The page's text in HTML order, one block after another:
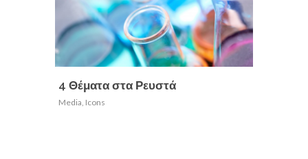
4 Θέματα στα Ρευστά
Media Icons